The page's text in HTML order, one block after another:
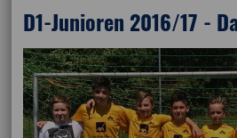
D1-Junioren 2016/17 -